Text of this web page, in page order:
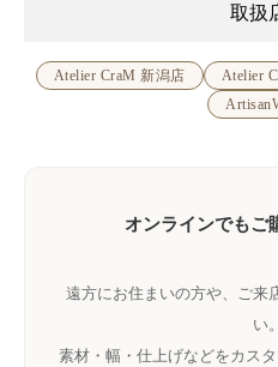
取扱
Atelier CraM 新潟店 Atelier
オンラインでもご
遠方にお住まいの方や、ご来
い。
素材・幅・仕上げなどをカス